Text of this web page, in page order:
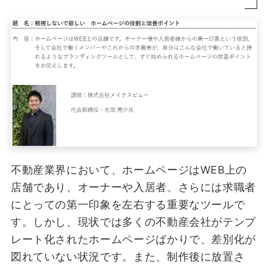
不動産業界において、ホームページはWEB上の
店舗であり、オーナーや入居者、さらには求職者
にとっての第一印象を左右する重要なツールで
す。しかし、現状では多くの不動産会社がテンプ
レート化されたホームページばかりで、差別化が
図れていない状況です。また、制作後に放置さ